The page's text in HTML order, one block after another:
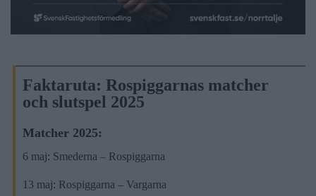
Faktaruta: Rospiggarnas matcher
och slutspel 2025
Matcher 2025:
6 maj: Smederna – Rospiggarna
13 maj: Rospiggarna – Vargarna